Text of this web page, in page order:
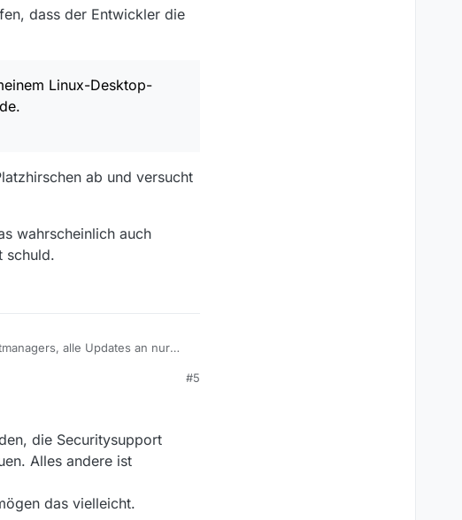
dass der Entwickler die
Linux-Desktop-
ab und versucht
wahrscheinlich auch
schuld.
alle Updates an nur
für jedes Programm manuell zu
der Entwickler die
ab und versucht diese
auch wünschen, um
#5
die Securitysupport
Alles andere ist
das vielleicht.